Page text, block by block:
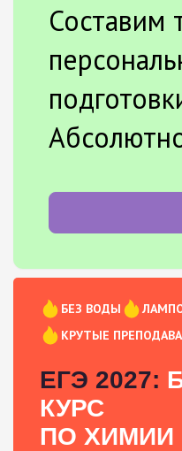
Составим
БЕЗ ВОДЫ
КРУТЫЕ
ЕГЭ 2027:
КУРС
ПО ХИМИИ